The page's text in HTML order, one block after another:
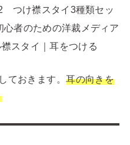
ておきます。耳の向きを